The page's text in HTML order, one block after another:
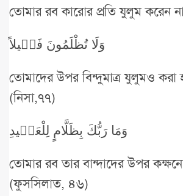
তোমার রব কারোর প্রতি যুলুম করেন
وَلَا تُظْلَمُونَ فَت۪يلاً
তোমাদের উপর বিন্দুমাত্র যুলুমও করা
(নিসা,৭৭)
وَمَا رَبُّكَ بِظَلَّامٍ لِلْعَب۪يدِ
তোমার রব তার বান্দাদের উপর
(ফুসসিলাত, ৪৬)